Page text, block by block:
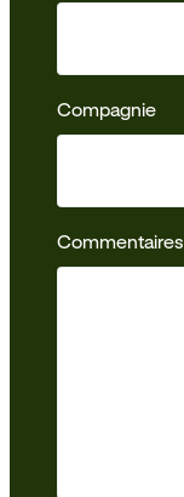
Compagnie
Commentaires